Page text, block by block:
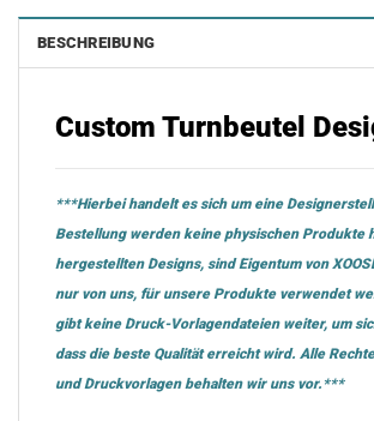
BESCHREIBUNG
Custom Turnbeutel
***Hierbei handelt es sich um eine
Bestellung werden keine physischen Produkte
hergestellten Designs, sind Eigentum von
nur von uns, für unsere Produkte verwendet
gibt keine Druck-Vorlagendateien weiter, um
dass die beste Qualität erreicht wird. Alle
und Druckvorlagen behalten wir uns vor.***